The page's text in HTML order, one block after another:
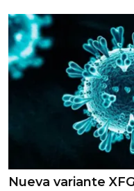
Nueva variante